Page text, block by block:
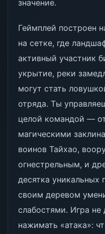
значение.
Геймплей построен
на сетке, где
активный участник
укрытие, реки
могут стать
отряда. Ты
целой командой —
магическими
воинов Тайхао,
огнестрельным, и
десятка
своим деревом
слабостями. Игра не
нажимать «атака»: